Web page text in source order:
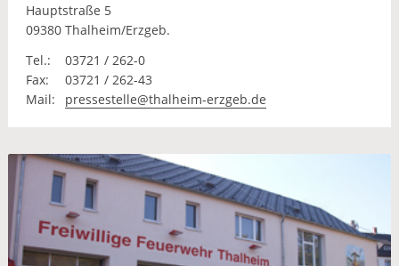
Hauptstraße 5
09380 Thalheim/Erzgeb.
Tel.:
03721 / 262-0
Fax:
03721 / 262-43
Mail:
pressestelle@thalheim-erzgeb.de